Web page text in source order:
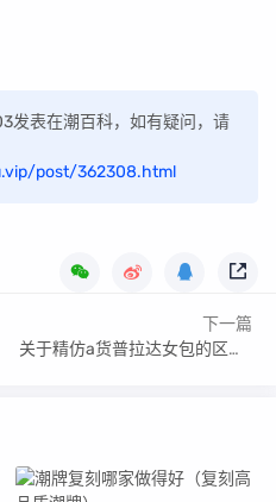
表在潮百科，如有疑问，请
post/362308.html
下一篇
关于精仿a货普拉达女包的区别-普拉达高仿包包一般多少钱一个